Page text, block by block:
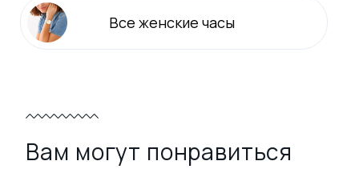
Все женские часы
Вам могут понравиться